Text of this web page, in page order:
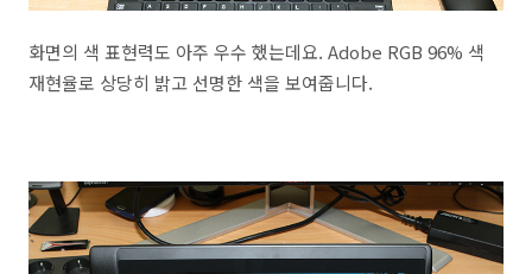
화면의 색 표현력도 아주 우수 했는데요. Adobe RGB 96% 색
재현율로 상당히 밝고 선명한 색을 보여줍니다.